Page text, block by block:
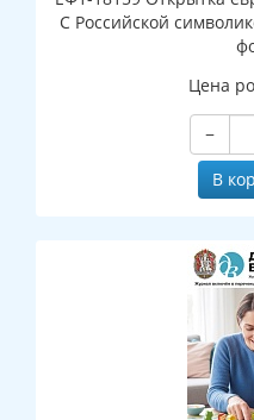
С Российской
Цена
−
В